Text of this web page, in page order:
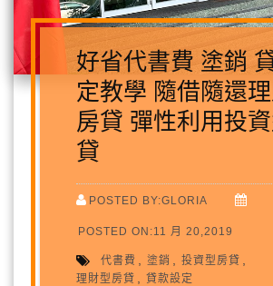
好省代書費 塗銷
定教學 隨借隨還
房貸 彈性利用投
貸
POSTED BY:GLORIA
POSTED ON:11 月 20,2019
代書費 ,塗銷 ,投資型房貸
理財型房貸 ,貸款設定